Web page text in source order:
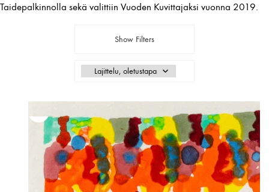
Taidepalkinnolla sekä valittiin Vuoden Kuvittajaksi vuonna 2019.
Show Filters